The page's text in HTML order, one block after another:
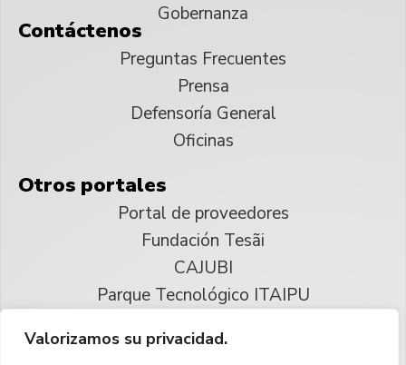
Valorizamos su privacidad.
Gobernanza
Contáctenos
Preguntas Frecuentes
Prensa
Defensoría General
Oficinas
Otros portales
Portal de proveedores
Fundación Tesãi
CAJUBI
Parque Tecnológico ITAIPU